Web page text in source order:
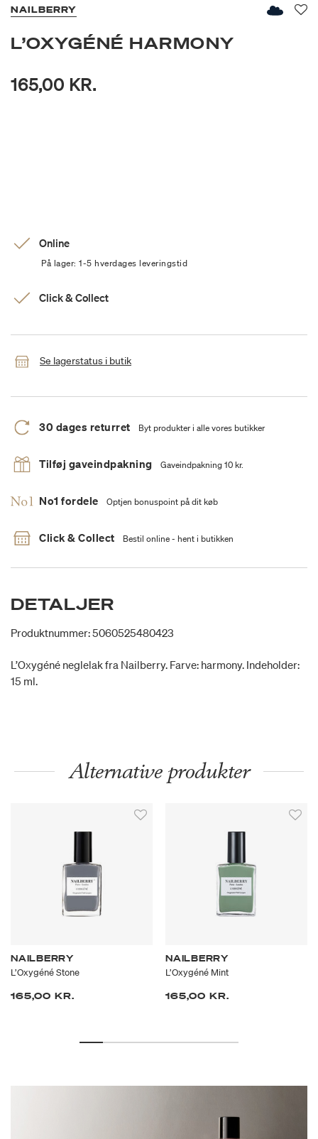
NAILBERRY
L’OXYGÉNÉ HARMONY
165,00 KR.
Online
På lager: 1-5 hverdages leveringstid
Click & Collect
Se lagerstatus i butik
30 dages returret Byt produkter i alle vores butikker
Tilføj gaveindpakning Gaveindpakning 10 kr.
No1 fordele Optjen bonuspoint på dit køb
Click & Collect Bestil online - hent i butikken
DETALJER
Produktnummer: 5060525480423
L’Oxygéné neglelak fra Nailberry. Farve: harmony. Indeholder:
15 ml.
Alternative produkter
NAILBERRY
L’Oxygéné Stone
165,00 KR.
NAILBERRY
L’Oxygéné Mint
165,00 KR.